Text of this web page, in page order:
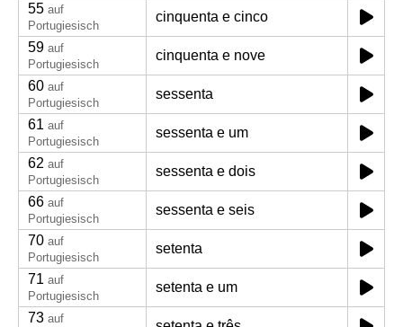
55 auf
Portugiesisch
cinquenta e cinco
59 auf
Portugiesisch
cinquenta e nove
60 auf
Portugiesisch
sessenta
61 auf
Portugiesisch
sessenta e um
62 auf
Portugiesisch
sessenta e dois
66 auf
Portugiesisch
sessenta e seis
70 auf
Portugiesisch
setenta
71 auf
Portugiesisch
setenta e um
73 auf